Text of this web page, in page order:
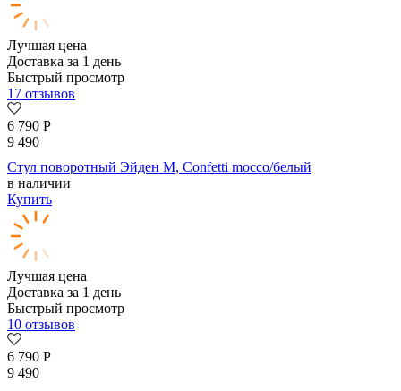
Лучшая цена
Доставка за 1 день
Быстрый просмотр
17 отзывов
6 790 Р
9 490
Стул поворотный Эйден М, Confetti mocco/белый
в наличии
Купить
Лучшая цена
Доставка за 1 день
Быстрый просмотр
10 отзывов
6 790 Р
9 490